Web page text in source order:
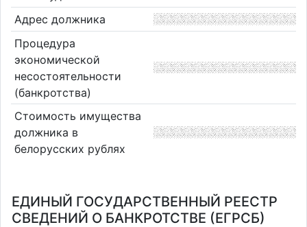
Адрес должника
Процедура
экономической
несостоятельности
(банкротства)
Стоимость имущества
должника в
белорусских рублях
ЕДИНЫЙ ГОСУДАРСТВЕННЫЙ РЕЕСТР
СВЕДЕНИЙ О БАНКРОТСТВЕ (ЕГРСБ)